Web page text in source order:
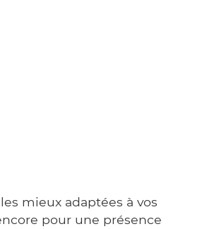
mieux adaptées à vos
pour une présence